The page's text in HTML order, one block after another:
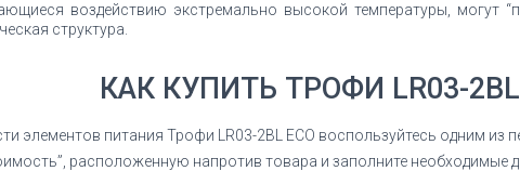
воздействию экстремально высокой температуры, могут
структура.
КАК КУПИТЬ ТРОФИ LR03-2BL
элементов питания Трофи LR03-2BL ECO воспользуйтесь одним из
расположенную напротив товара и заполните необходимые